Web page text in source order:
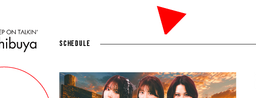
SCHEDULE